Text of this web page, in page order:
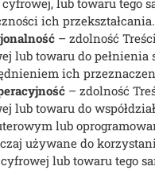
cyfrowej, lub towaru tego
ich przekształcania.
– zdolność
lub towaru do
ich
– zdolność
lub towaru do
lub
używane do
lub towaru tego